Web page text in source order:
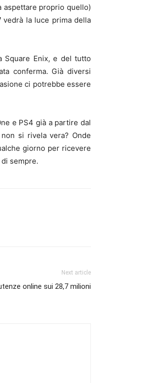
aspettare proprio quello)
vedrà la luce prima della
Square Enix, e del tutto
conferma. Già diversi
ci potrebbe essere
e PS4 già a partire dal
si rivela vera? Onde
giorno per ricevere
sempre.
Next article
online sui 28,7 milioni